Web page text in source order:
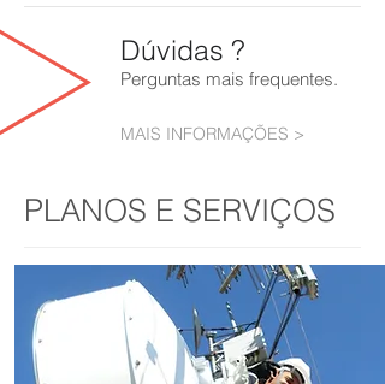
Dúvidas ?
Perguntas mais frequentes.
MAIS INFORMAÇÕES >
PLANOS E SERVIÇOS